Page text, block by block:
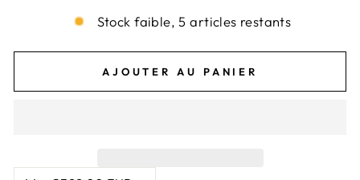
Stock faible, 5 articles restants
AJOUTER AU PANIER